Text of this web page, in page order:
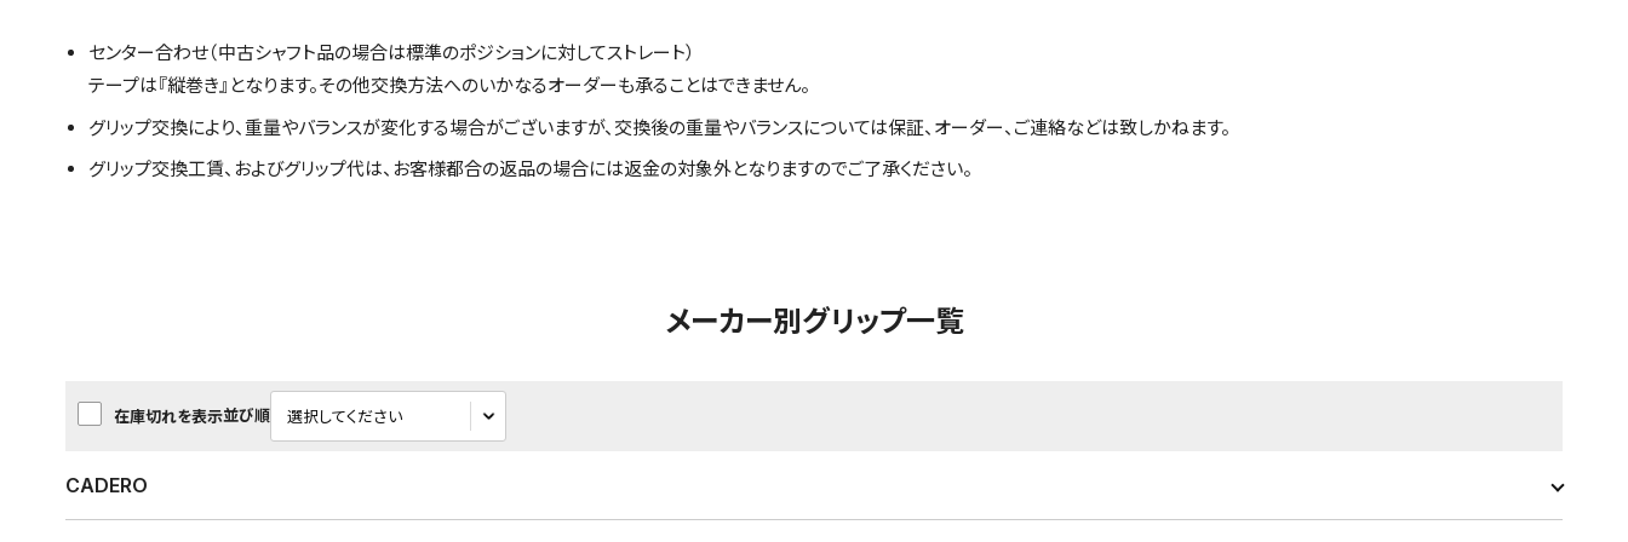
センター合わせ（中古シャフト品の場合は標準のポジションに対してストレート）
テープは『縦巻き』となります。その他交換方法へのいかなるオーダーも承ることはできません。
グリップ交換により、重量やバランスが変化する場合がございますが、交換後の重量やバランスについては保証、オーダー、ご連絡などは致しかねます。
グリップ交換工賃、およびグリップ代は、お客様都合の返品の場合には返金の対象外となりますのでご了承ください。
メーカー別グリップ一覧
在庫切れを表示並び順
CADERO